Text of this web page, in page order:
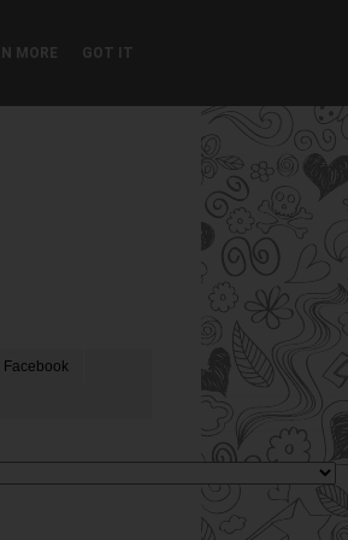
Facebook
MORE GOT IT